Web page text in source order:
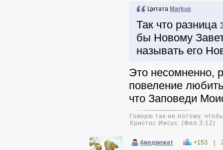
Цитата Markus
Так что разница
бы Новому
называть его
Это несомненно,
повеление
что Заповеди
Говорю так не потому,
Христос Иисус. (Фил.3:12)
4медвежат +153